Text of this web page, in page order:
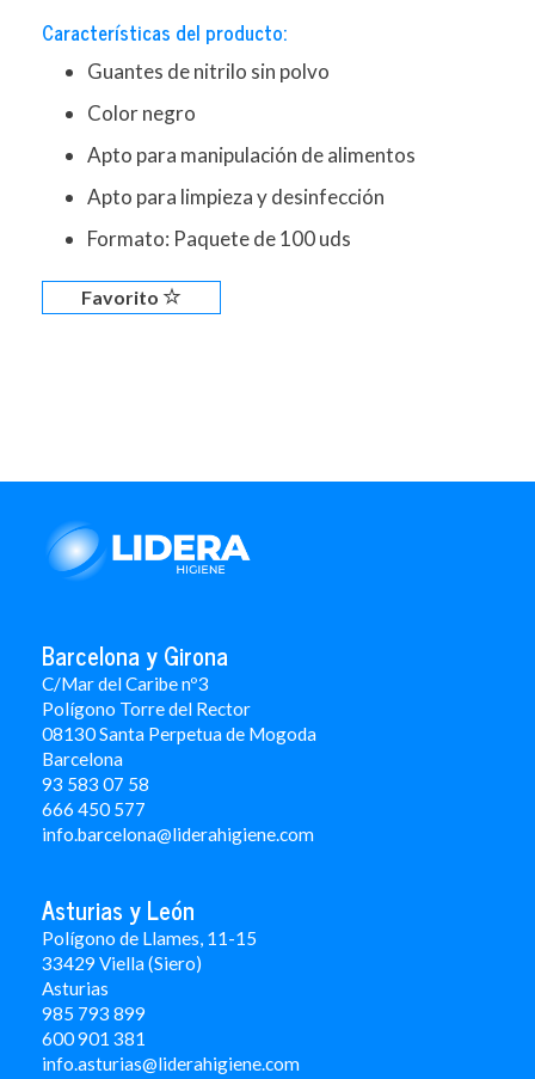
Características del producto:
Guantes de nitrilo sin polvo
Color negro
Apto para manipulación de alimentos
Apto para limpieza y desinfección
Formato: Paquete de 100 uds
Favorito
Barcelona y Girona
C/Mar del Caribe nº3
Polígono Torre del Rector
08130 Santa Perpetua de Mogoda
Barcelona
93 583 07 58
666 450 577
info.barcelona@liderahigiene.com
Asturias y León
Polígono de Llames, 11-15
33429 Viella (Siero)
Asturias
985 793 899
600 901 381
info.asturias@liderahigiene.com